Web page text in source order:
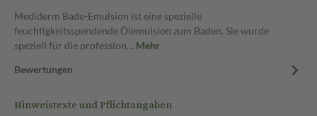
Mediderm Bade-Emulsion ist eine spezielle
feuchtigkeitsspendende Ölemulsion zum Baden. Sie wurde
speziell für die profession… Mehr
Bewertungen
Hinweistexte und Pflichtangaben